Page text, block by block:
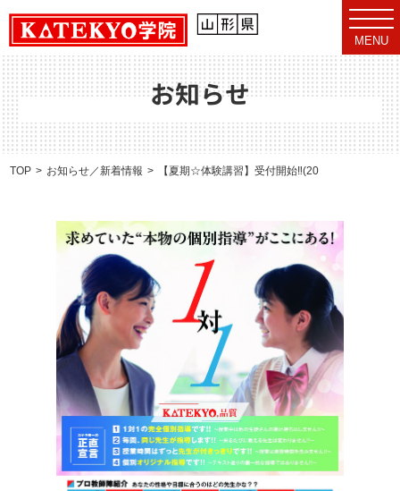
t
o
g
g
l
e
n
v
i
g
MENU
お知らせ
TOP お知らせ／新着情報 【夏期☆体験講習】受付開始‼(2026.6.22)